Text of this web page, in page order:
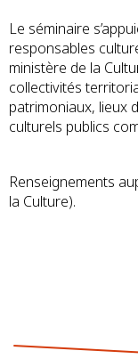
Le séminaire
responsables
ministère de la
collectivités
patrimoniaux, lieux
culturels publics
Renseignements
la Culture).